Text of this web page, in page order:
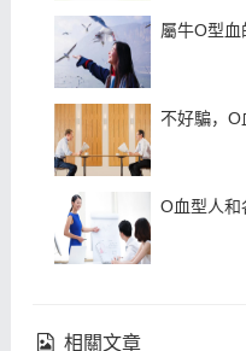
屬牛O型血
不好騙，O
O血型人和
相關文章